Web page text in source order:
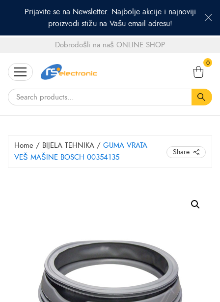
Prijavite se na Newsletter. Najbolje akcije i najnoviji
proizvodi stižu na Vašu email adresu!
Dobrodošli na naš ONLINE SHOP
for:
0
Home / BIJELA TEHNIKA / GUMA VRATA
VEŠ MAŠINE BOSCH 00354135
Share